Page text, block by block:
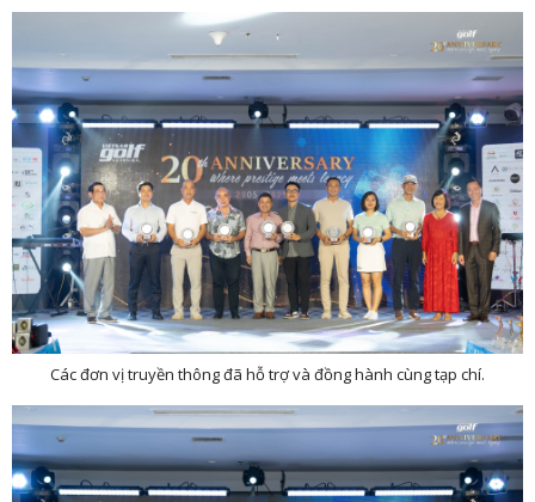
Các đơn vị truyền thông đã hỗ trợ và đồng hành cùng tạp chí.